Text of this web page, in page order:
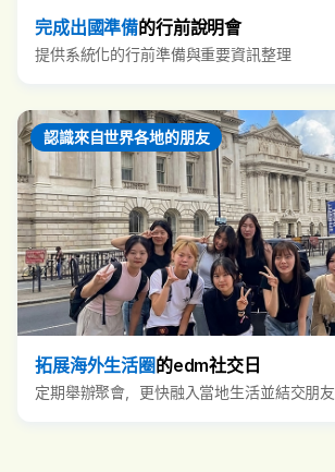
完成出國準備的行前說明會
提供系統化的行前準備與重要資訊整理
認識來自世界各地的朋友
拓展海外生活圈的edm社交日
定期舉辦聚會，更快融入當地生活並結交朋友